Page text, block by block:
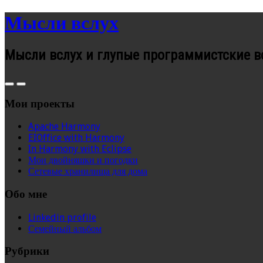
Мысли вслух
Мысли вслух и глупые программистские
Мои проекты
Apache Harmony
EIOffice with Harmony
In Harmony with Eclipse
Мои двойняшки и погодки
Сетевые хранилища для дома
Обо мне
Linkedin profile
Семейный альбом
Рубрики